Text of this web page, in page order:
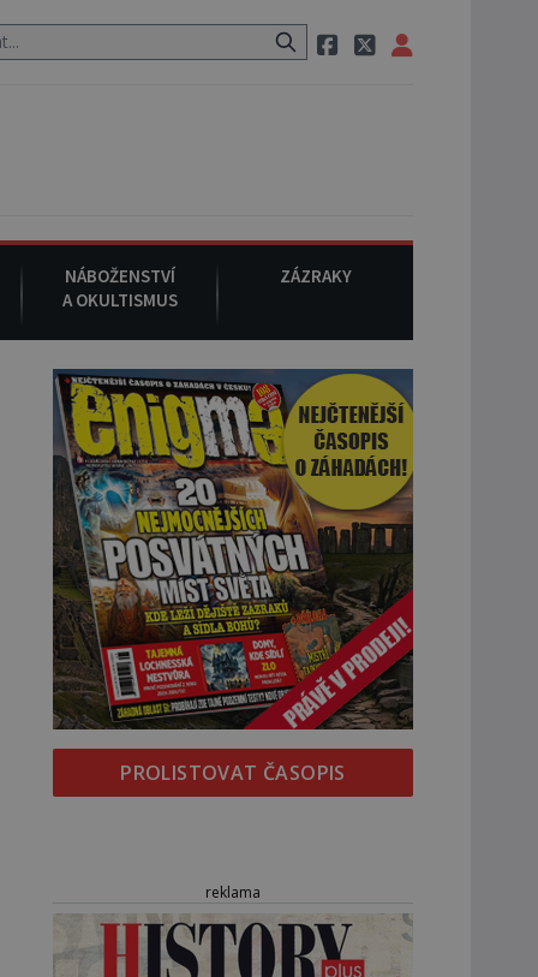
si na ulici zavolá taxi, nasedne do něj a už ho nikdy nikdo
NÁBOŽENSTVÍ
A OKULTISMUS
ZÁZRAKY
PROLISTOVAT ČASOPIS
reklama